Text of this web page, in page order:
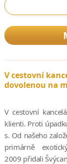
V cestovní
dovolenou na
V cestovní
klienti. Proti
s. Od našeho
primárně
2009 přidali